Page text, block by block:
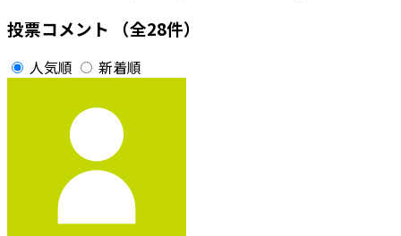
投票コメント （全28件）
人気順 新着順